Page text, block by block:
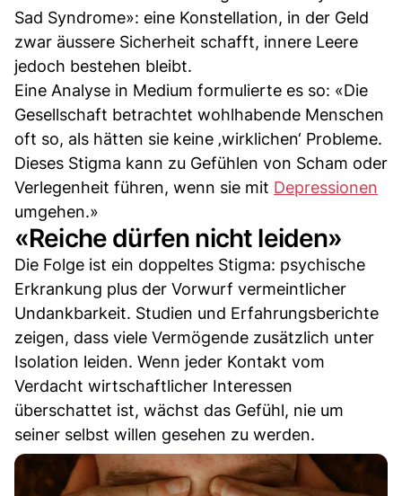
Sad Syndrome»: eine Konstellation, in der Geld
zwar äussere Sicherheit schafft, innere Leere
jedoch bestehen bleibt.
Eine Analyse in Medium formulierte es so: «Die
Gesellschaft betrachtet wohlhabende Menschen
oft so, als hätten sie keine ‚wirklichen‘ Probleme.
Dieses Stigma kann zu Gefühlen von Scham oder
Verlegenheit führen, wenn sie mit Depressionen
umgehen.»
«Reiche dürfen nicht leiden»
Die Folge ist ein doppeltes Stigma: psychische
Erkrankung plus der Vorwurf vermeintlicher
Undankbarkeit. Studien und Erfahrungsberichte
zeigen, dass viele Vermögende zusätzlich unter
Isolation leiden. Wenn jeder Kontakt vom
Verdacht wirtschaftlicher Interessen
überschattet ist, wächst das Gefühl, nie um
seiner selbst willen gesehen zu werden.